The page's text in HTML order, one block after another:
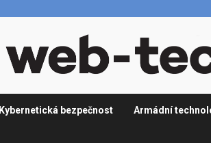
Kybernetická bezpečnost Armádní